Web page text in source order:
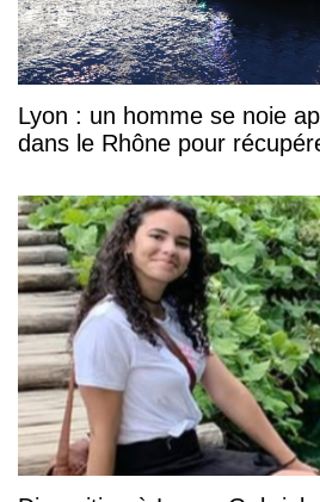
Lyon : un homme se noie
dans le Rhône pour